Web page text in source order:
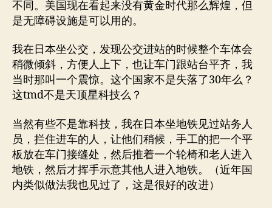
不同。美国现在看起来没有黄金时代那么辉煌，但
是无障碍设施是可以用的。
我在日本坐公交，发现公交进站的时候整个车体会
稍微倾斜，方便人上下，也让车门跟站台平齐，我
当时那叫一个震惊。这个国家不是失落了30年么？
这tmd不是天顶星科技么？
当然有些不是靠科技，我在日本坐地铁见过站务人
员，拦住进车的人，让他们稍候，手工的把一个平
板放在车门接缝处，然后推着一个轮椅和老人进入
地铁，然后才挥手示意其他人进入地铁。（近年国
内类似做法我也见过了，这是很好的改进）